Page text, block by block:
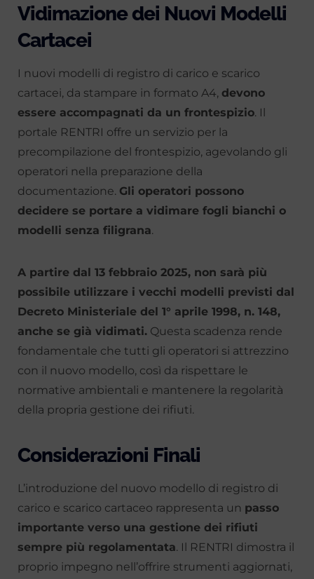
Vidimazione dei Nuovi Modelli
Cartacei
I nuovi modelli di registro di carico e scarico
cartacei, da stampare in formato A4, devono
essere accompagnati da un frontespizio. Il
portale RENTRI offre un servizio per la
precompilazione del frontespizio, agevolando gli
operatori nella preparazione della
documentazione. Gli operatori possono
decidere se portare a vidimare fogli bianchi o
modelli senza filigrana.
A partire dal 13 febbraio 2025, non sarà più
possibile utilizzare i vecchi modelli previsti dal
Decreto Ministeriale del 1° aprile 1998, n. 148,
anche se già vidimati. Questa scadenza rende
fondamentale che tutti gli operatori si attrezzino
con il nuovo modello, così da rispettare le
normative ambientali e mantenere la regolarità
della propria gestione dei rifiuti.
Considerazioni Finali
L’introduzione del nuovo modello di registro di
carico e scarico cartaceo rappresenta un passo
importante verso una gestione dei rifiuti
sempre più regolamentata. Il RENTRI dimostra il
proprio impegno nell’offrire strumenti aggiornati,